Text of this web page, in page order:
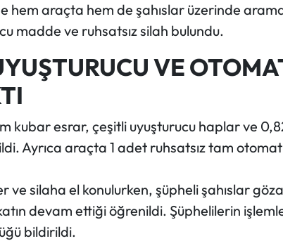
hem araçta hem de şahıslar üzerinde arama
madde ve ruhsatsız silah bulundu.
VE
kubar esrar, çeşitli uyuşturucu haplar ve
Ayrıca araçta 1 adet ruhsatsız tam
silaha el konulurken, şüpheli şahıslar
devam ettiği öğrenildi. Şüphelilerin
bildirildi.